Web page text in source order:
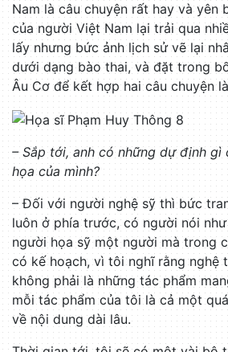
Nam là câu chuyện rất hay và yên
của người Việt Nam lại trải qua
lấy nhưng bức ảnh lịch sử vẽ lại
dưới dạng bào thai, và đặt trong
Âu Cơ để kết hợp hai câu chuyện
– Sắp tới, anh có những dự định gì
họa của mình?
– Đối với người nghệ sỹ thì bức
luôn ở phía trước, có người nói
người họa sỹ một người mà trong
có kế hoạch, vì tôi nghĩ rằng nghệ
không phải là những tác phẩm
mỗi tác phẩm của tôi là cả một
về nội dung dài lâu.